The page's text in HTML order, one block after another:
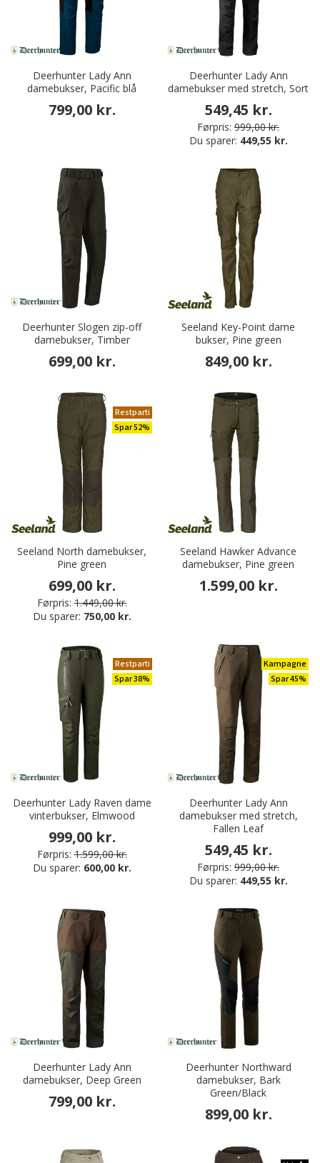
Deerhunter Lady Ann
damebukser, Pacific blå
799,00 kr.
Deerhunter Lady Ann
damebukser med stretch, Sort
549,45 kr.
Førpris: 999,00 kr.
Du sparer: 449,55 kr.
Deerhunter Slogen zip-off
damebukser, Timber
699,00 kr.
Seeland Key-Point dame
bukser, Pine green
849,00 kr.
Restparti
Spar 52%
Seeland North damebukser,
Pine green
699,00 kr.
Førpris: 1.449,00 kr.
Du sparer: 750,00 kr.
Seeland Hawker Advance
damebukser, Pine green
1.599,00 kr.
Restparti
Spar 38%
Deerhunter Lady Raven dame
vinterbukser, Elmwood
999,00 kr.
Førpris: 1.599,00 kr.
Du sparer: 600,00 kr.
Kampagne
Spar 45%
Deerhunter Lady Ann
damebukser med stretch,
Fallen Leaf
549,45 kr.
Førpris: 999,00 kr.
Du sparer: 449,55 kr.
Deerhunter Lady Ann
damebukser, Deep Green
799,00 kr.
Deerhunter Northward
damebukser, Bark
Green/Black
899,00 kr.